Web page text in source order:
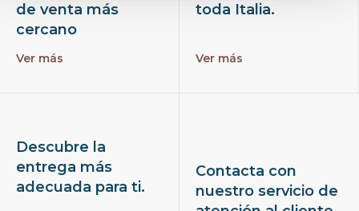
de venta más
cercano
Ver más
toda Italia.
Ver más
Descubre la
entrega más
adecuada para ti.
Contacta con
nuestro servicio de